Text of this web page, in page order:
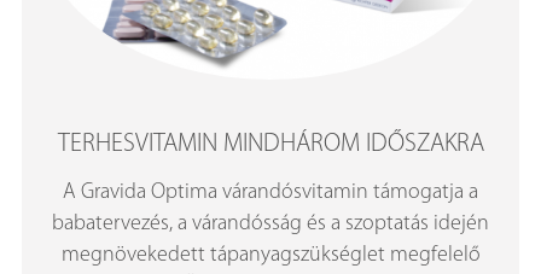
TERHESVITAMIN MINDHÁROM IDŐSZAKRA
A Gravida Optima várandósvitamin támogatja a
babatervezés, a várandósság és a szoptatás idején
megnövekedett tápanyagszükséglet megfelelő